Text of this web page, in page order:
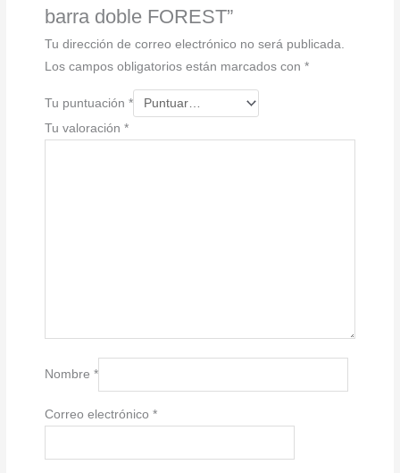
barra doble FOREST”
Tu dirección de correo electrónico no será publicada.
Los campos obligatorios están marcados con*
Tu puntuación*
Tu valoración*
Nombre*
Correo electrónico*